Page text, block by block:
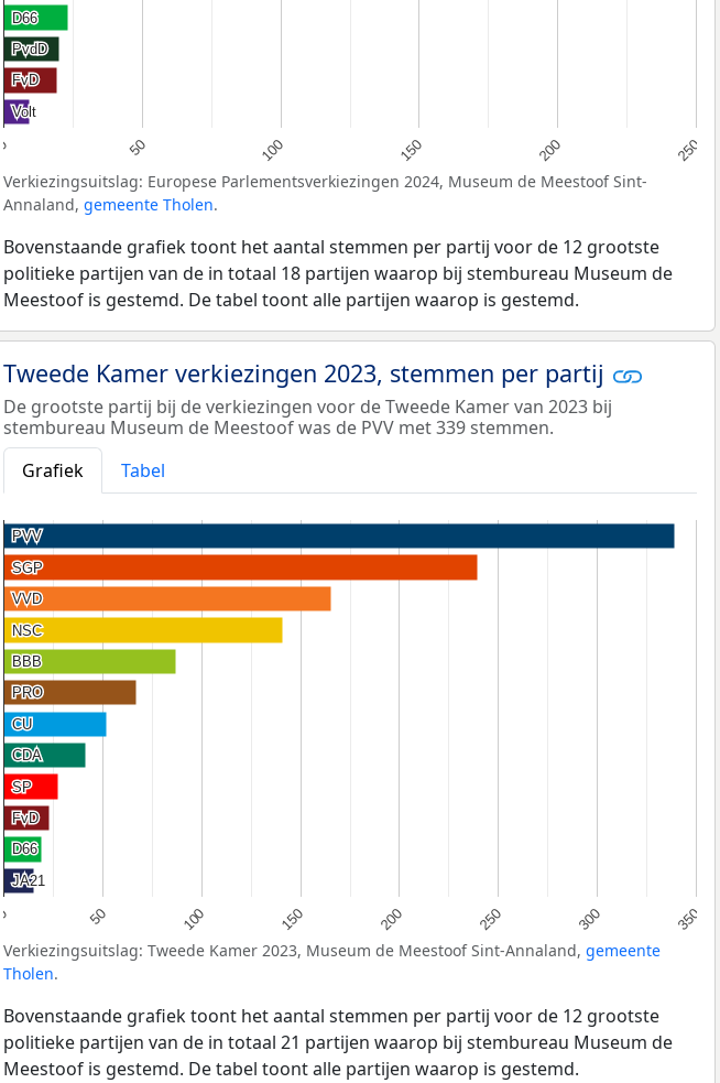
0 50 100 150 200 250
D66
D66
PvdD
PvdD
FvD
FvD
Volt
Volt
Verkiezingsuitslag: Europese Parlementsverkiezingen 2024, Museum de Meestoof Sint-
Annaland, gemeente Tholen.
Bovenstaande grafiek toont het aantal stemmen per partij voor de 12 grootste
politieke partijen van de in totaal 18 partijen waarop bij stembureau Museum de
Meestoof is gestemd. De tabel toont alle partijen waarop is gestemd.
Tweede Kamer verkiezingen 2023, stemmen per partij
De grootste partij bij de verkiezingen voor de Tweede Kamer van 2023 bij
stembureau Museum de Meestoof was de PVV met 339 stemmen.
Grafiek
Tabel
0 50 100 150 200 250 300 350
PVV
PVV
SGP
SGP
VVD
VVD
NSC
NSC
BBB
BBB
PRO
PRO
CU
CU
CDA
CDA
SP
SP
FvD
FvD
D66
D66
JA21
JA21
Verkiezingsuitslag: Tweede Kamer 2023, Museum de Meestoof Sint-Annaland, gemeente
Tholen.
Bovenstaande grafiek toont het aantal stemmen per partij voor de 12 grootste
politieke partijen van de in totaal 21 partijen waarop bij stembureau Museum de
Meestoof is gestemd. De tabel toont alle partijen waarop is gestemd.